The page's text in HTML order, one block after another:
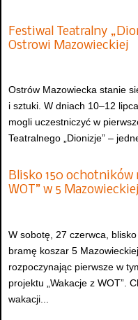
Festiwal Teatralny
Ostrowi Mazowieckiej
Ostrów Mazowiecka stanie
i sztuki. W dniach 10–12
mogli uczestniczyć w
Teatralnego „Dionizje” –
Blisko 150 ochotników
WOT” w 5
W sobotę, 27 czerwca,
bramę koszar 5
rozpoczynając pierwsze w
projektu „Wakacje z WOT”.
wakacji...